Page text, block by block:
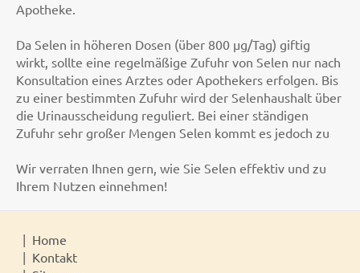
Apotheke.
Da Selen in höheren Dosen (über 800 µg/Tag) giftig
wirkt, sollte eine regelmäßige Zufuhr von Selen nur nach
Konsultation eines Arztes oder Apothekers erfolgen. Bis
zu einer bestimmten Zufuhr wird der Selenhaushalt über
die Urinausscheidung reguliert. Bei einer ständigen
Zufuhr sehr großer Mengen Selen kommt es jedoch zu
Wir verraten Ihnen gern, wie Sie Selen effektiv und zu
Ihrem Nutzen einnehmen!
Home
Kontakt